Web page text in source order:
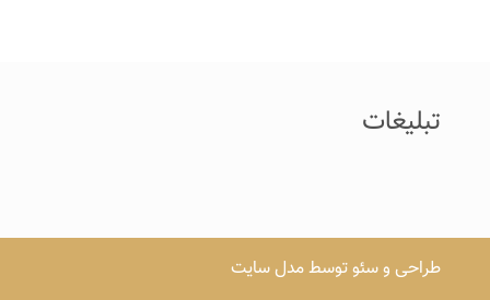
تبلیغات
طراحی و سئو توسط مدل سایت